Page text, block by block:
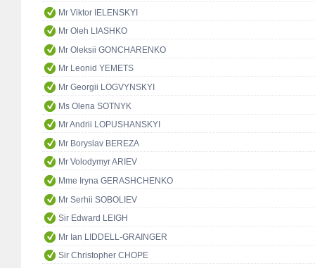
Mr Viktor IELENSKYI
Mr Oleh LIASHKO
Mr Oleksii GONCHARENKO
Mr Leonid YEMETS
Mr Georgii LOGVYNSKYI
Ms Olena SOTNYK
Mr Andrii LOPUSHANSKYI
Mr Boryslav BEREZA
Mr Volodymyr ARIEV
Mme Iryna GERASHCHENKO
Mr Serhii SOBOLIEV
Sir Edward LEIGH
Mr Ian LIDDELL-GRAINGER
Sir Christopher CHOPE